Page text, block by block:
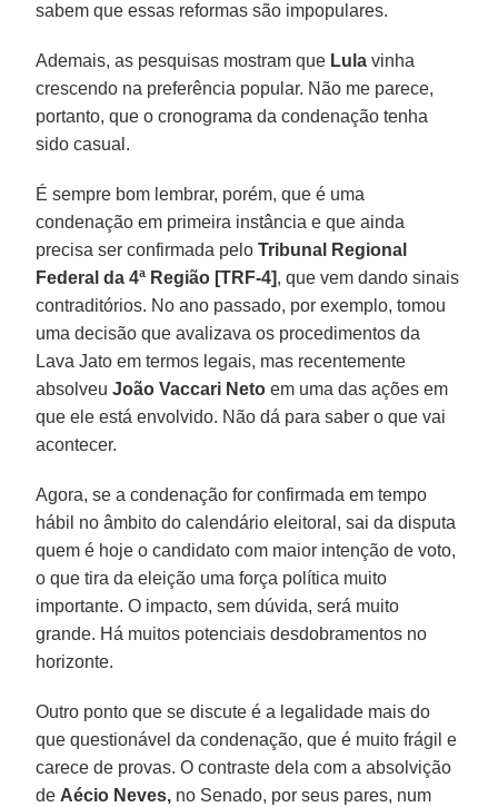
sabem que essas reformas são impopulares.
Ademais, as pesquisas mostram que Lula vinha
crescendo na preferência popular. Não me parece,
portanto, que o cronograma da condenação tenha
sido casual.
É sempre bom lembrar, porém, que é uma
condenação em primeira instância e que ainda
precisa ser confirmada peloTribunal Regional
Federal da 4ª Região [TRF-4], que vem dando sinais
contraditórios. No ano passado, por exemplo, tomou
uma decisão que avalizava os procedimentos da
Lava Jato em termos legais, mas recentemente
absolveu João Vaccari Neto em uma das ações em
que ele está envolvido. Não dá para saber o que vai
acontecer.
Agora, se a condenação for confirmada em tempo
hábil no âmbito do calendário eleitoral, sai da disputa
quem é hoje o candidato com maior intenção de voto,
o que tira da eleição uma força política muito
importante. O impacto, sem dúvida, será muito
grande. Há muitos potenciais desdobramentos no
horizonte.
Outro ponto que se discute é a legalidade mais do
que questionável da condenação, que é muito frágil e
carece de provas. O contraste dela com a absolvição
de Aécio Neves, no Senado, por seus pares, num